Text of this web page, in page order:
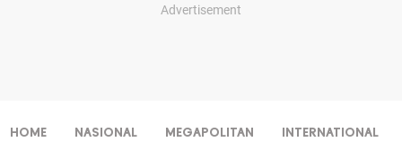
Advertisement
HOME NASIONAL MEGAPOLITAN INTERNATIONAL